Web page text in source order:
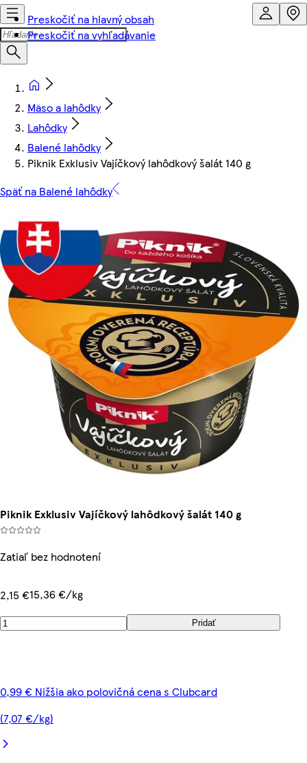
Preskočiť na hlavný obsah
Preskočiť na vyhľadávanie
Mäso a lahôdky
Lahôdky
Balené lahôdky
Piknik Exklusiv Vajíčkový lahôdkový šalát 140 g
Späť na Balené lahôdky
Piknik Exklusiv Vajíčkový lahôdkový šalát 140 g
Zatiaľ bez hodnotení
2,15 €15,36 €/kg
Pridať
0,99 € Nižšia ako polovičná cena s Clubcard
(7,07 €/kg)